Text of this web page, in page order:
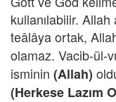
kullanılabilir.
teâlâya ortak,
olamaz. Vacib-ül-
isminin (Allah)
(Herkese Lazım